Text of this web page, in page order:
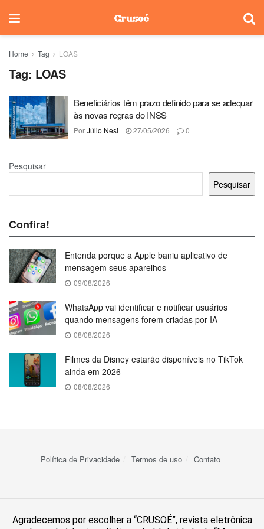
Home Tag LOAS
Tag: LOAS
Beneficiários têm prazo definido para se adequar
às novas regras do INSS
PorJúlio Nesi 27/05/2026 0
Pesquisar
Pesquisar
Confira!
Entenda porque a Apple baniu aplicativo de
mensagem seus aparelhos
09/08/2026
WhatsApp vai identificar e notificar usuários
quando mensagens forem criadas por IA
08/08/2026
Filmes da Disney estarão disponíveis no TikTok
ainda em 2026
08/08/2026
Política de Privacidade Termos de uso Contato
Agradecemos por escolher a “CRUSOÉ”, revista eletrônica